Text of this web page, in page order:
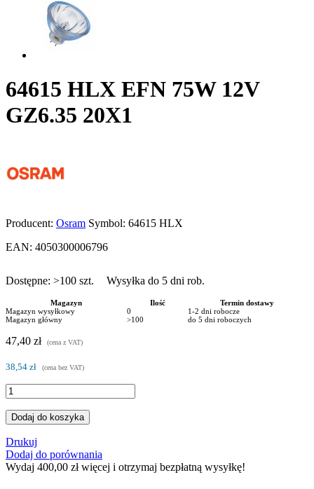
64615 HLX EFN 75W 12V
GZ6.35 20X1
Producent: Osram Symbol: 64615 HLX
EAN: 4050300006796
Dostępne: >100 szt. Wysyłka do 5 dni rob.
Magazyn Ilość
Termin dostawy
Magazyn wysyłkowy
0
1-2 dni robocze
Magazyn główny
>100 do 5 dni roboczych
47,40 zł (cena z VAT)
38,54 zł (cena bez VAT)
Dodaj do koszyka
Drukuj
Dodaj do porównania
Wydaj 400,00 złwięcej i otrzymaj bezpłatną wysyłkę!